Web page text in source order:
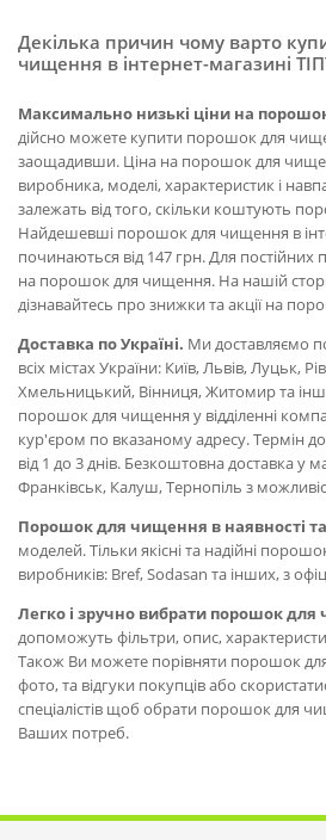
Декілька причин чому варто
чищення в інтернет-магазині
Максимально низькі ціни на
дійсно можете купити порошок для
заощадивши. Ціна на порошок для
виробника, моделі, характеристик і
залежать від того, скільки коштують
Найдешевші порошок для чищення в
починаються від 147 грн. Для постійних
на порошок для чищення. На нашій
дізнавайтесь про знижки та акції на
Доставка по Україні. Ми доставляємо
всіх містах України: Київ, Львів, Луцьк,
Хмельницький, Вінниця, Житомир та
порошок для чищення у відділенні
кур'єром по вказаному адресу. Термін
від 1 до 3 днів. Безкоштовна доставка у
Франківськ, Калуш, Тернопіль з
Порошок для чищення в наявності
моделей. Тільки якісні та надійні
виробників: Bref, Sodasan та інших, з
Легко і зручно вибрати порошок
допоможуть фільтри, опис,
Також Ви можете порівняти порошок
фото, та відгуки покупців або
спеціалістів щоб обрати порошок для
Ваших потреб.